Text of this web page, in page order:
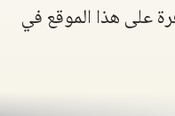
على هذا الموقع في